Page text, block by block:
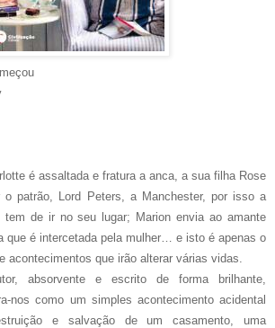
é assaltada e fratura a anca, a sua filha Rose
o patrão, Lord Peters, a Manchester, por isso a
tem de ir no seu lugar; Marion envia ao amante
que é intercetada pela mulher… e isto é apenas o
acontecimentos que irão alterar várias vidas.
absorvente e escrito de forma brilhante,
nos como um simples acontecimento acidental
e salvação de um casamento, uma